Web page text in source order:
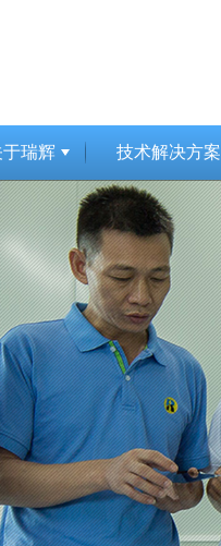
于瑞辉 技术解决方案